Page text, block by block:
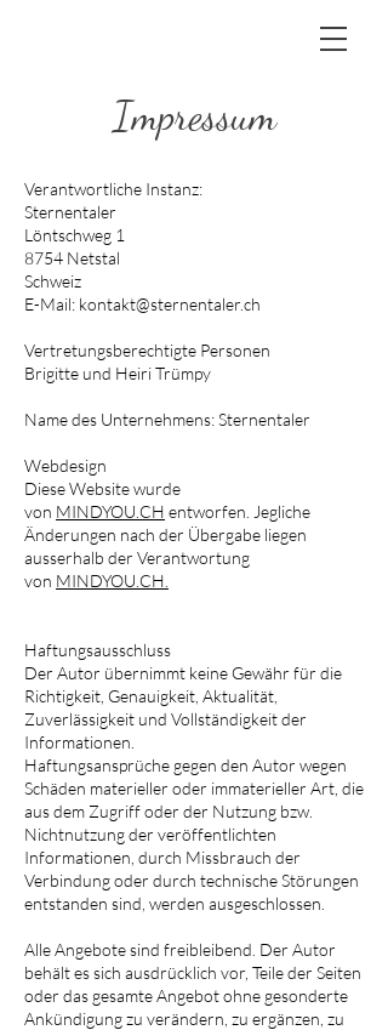
Impressum
Verantwortliche Instanz:
Sternentaler
Löntschweg 1
8754 Netstal
Schweiz
E-Mail: kontakt@sternentaler.ch
Vertretungsberechtigte Personen
Brigitte und Heiri Trümpy
Name des Unternehmens: Sternentaler
Webdesign
Diese Website wurde
von MINDYOU.CH entworfen. Jegliche
Änderungen nach der Übergabe liegen
ausserhalb der Verantwortung
von MINDYOU.CH.
Haftungsausschluss
Der Autor übernimmt keine Gewähr für die
Richtigkeit, Genauigkeit, Aktualität,
Zuverlässigkeit und Vollständigkeit der
Informationen.
Haftungsansprüche gegen den Autor wegen
Schäden materieller oder immaterieller Art, die
aus dem Zugriff oder der Nutzung bzw.
Nichtnutzung der veröffentlichten
Informationen, durch Missbrauch der
Verbindung oder durch technische Störungen
entstanden sind, werden ausgeschlossen.
Alle Angebote sind freibleibend. Der Autor
behält es sich ausdrücklich vor, Teile der Seiten
oder das gesamte Angebot ohne gesonderte
Ankündigung zu verändern, zu ergänzen, zu